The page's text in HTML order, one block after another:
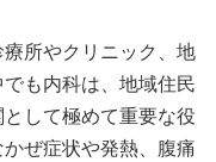
所やクリニック、地
も内科は、地域住民
して極めて重要な役
ぜ症状や発熱、腹痛